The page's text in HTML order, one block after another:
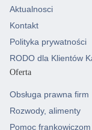
Aktualnosci
Kontakt
Polityka prywatności
RODO dla Klientów
Oferta
Obsługa prawna firm
Rozwody, alimenty
Pomoc frankowiczom